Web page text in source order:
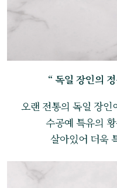
“ 독일 장인의
오랜 전통의 독일 장
수공예 특유의
살아있어 더욱